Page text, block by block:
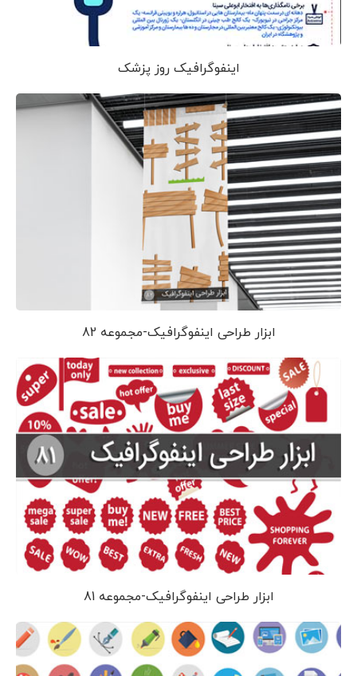
اینفوگرافیک روز پزشک
ابزار طراحی اینفوگرافیک-مجموعه 82
ابزار طراحی اینفوگرافیک-مجموعه 81